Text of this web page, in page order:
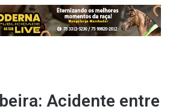
Acidente entre